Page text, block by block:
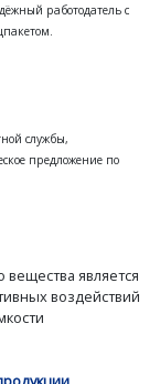
работодатель с
службы,
предложение по
является
воздействий